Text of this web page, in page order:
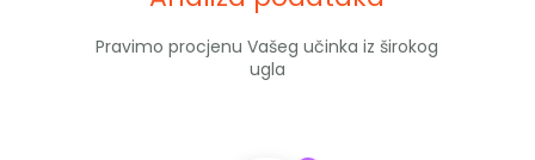
Pravimo procjenu Vašeg učinka iz širokog
ugla